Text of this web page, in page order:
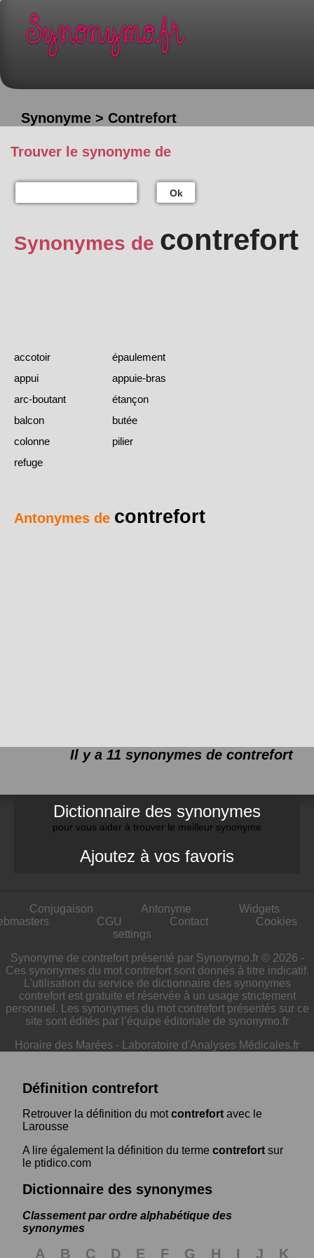
Synonyme > Contrefort
Trouver le synonyme de
Ok
Synonymes de contrefort
accotoir
épaulement
appui
appuie-bras
arc-boutant
étançon
balcon
butée
colonne
pilier
refuge
Antonymes de contrefort
Il y a 11 synonymes de contrefort
Dictionnaire des synonymes
pour vous aider à trouver le meilleur synonyme
Ajoutez à vos favoris
Conjugaison Antonyme
Widgets
CGU Contact
Cookies
settings
Synonyme de contrefort présenté par Synonymo.fr © 2026 -
Ces synonymes du mot contrefort sont donnés à titre indicatif.
L'utilisation du service de dictionnaire des synonymes
contrefort est gratuite et réservée à un usage strictement
personnel. Les synonymes du mot contrefort présentés sur ce
site sont édités par l’équipe éditoriale de synonymo.fr
Horaire des Marées - Laboratoire d'Analyses Médicales.fr
Définition contrefort
Retrouver la définition du motcontrefort avec le
Larousse
A lire également la définition du terme contrefort sur
le ptidico.com
Dictionnaire des synonymes
Classement par ordre alphabétique des
synonymes
A B C D E F G H I J K